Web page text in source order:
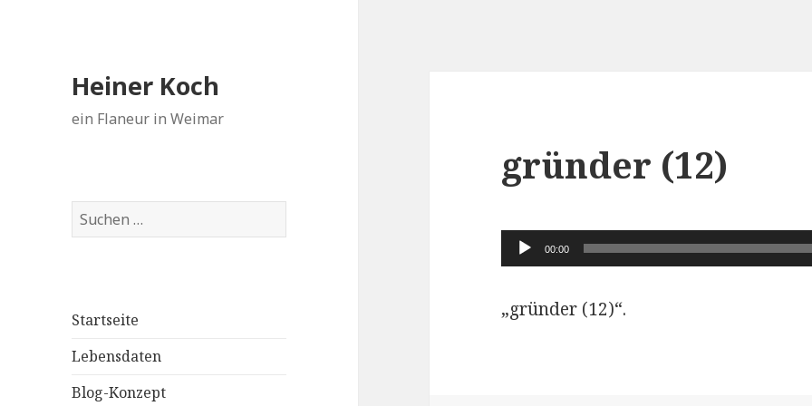
Heiner Koch
ein Flaneur in Weimar
Suchen
nach:
Startseite
Lebensdaten
Blog-Konzept
gründer (12)
Audio-
Player
00:00
„gründer (12)“.